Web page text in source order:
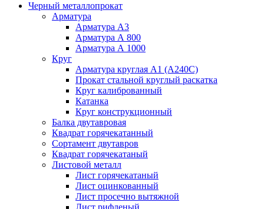
Черный металлопрокат
Арматура
Арматура А3
Арматура А 800
Арматура А 1000
Круг
Арматура круглая А1 (А240C)
Прокат стальной круглый раскатка
Круг калиброванный
Катанка
Круг конструкционный
Балка двутавровая
Квадрат горячекатанный
Сортамент двутавров
Квадрат горячекатаный
Листовой металл
Лист горячекатаный
Лист оцинкованный
Лист просечно вытяжной
Лист рифленый